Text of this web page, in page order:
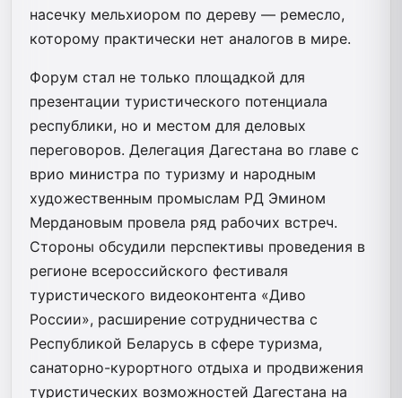
насечку мельхиором по дереву — ремесло,
которому практически нет аналогов в мире.
Форум стал не только площадкой для
презентации туристического потенциала
республики, но и местом для деловых
переговоров. Делегация Дагестана во главе с
врио министра по туризму и народным
художественным промыслам РД Эмином
Мердановым провела ряд рабочих встреч.
Стороны обсудили перспективы проведения в
регионе всероссийского фестиваля
туристического видеоконтента «Диво
России», расширение сотрудничества с
Республикой Беларусь в сфере туризма,
санаторно-курортного отдыха и продвижения
туристических возможностей Дагестана на